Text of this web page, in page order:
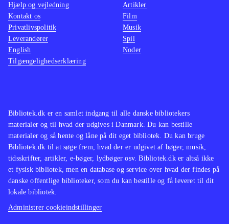
Bibliotek.dk er en samlet indgang til alle danske bibliotekers
materialer og til hvad der udgives i Danmark. Du kan bestille
materialer og så hente og låne på dit eget bibliotek. Du kan bruge
Bibliotek.dk til at søge frem, hvad der er udgivet af bøger, musik,
tidsskrifter, artikler, e-bøger, lydbøger osv. Bibliotek.dk er altså ikke
et fysisk bibliotek, men en database og service over hvad der findes på
danske offentlige biblioteker, som du kan bestille og få leveret til dit
lokale bibliotek.
Administrer cookieindstillinger
Hjælp og vejledning
Kontakt os
Privatlivspolitik
Leverandører
English
Tilgængelighedserklæring
Artikler
Film
Musik
Spil
Noder